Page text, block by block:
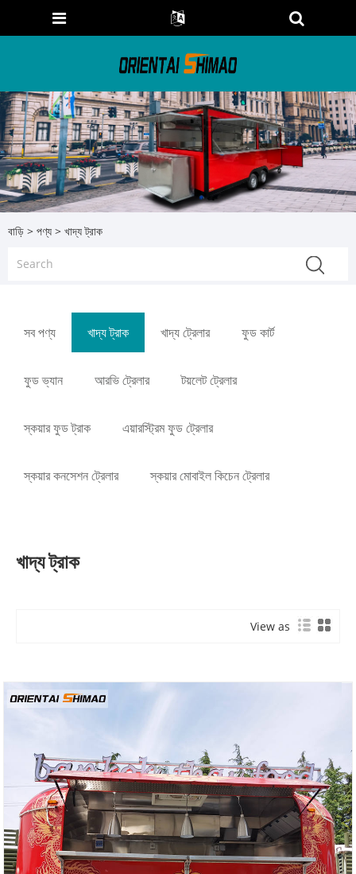
বাড়ি > পণ্য > খাদ্য ট্রাক
সব পণ্য খাদ্য ট্রাক খাদ্য ট্রেলার ফুড কার্ট
ফুড ভ্যান আরভি ট্রেলার টয়লেট ট্রেলার
স্কয়ার ফুড ট্রাক এয়ারস্ট্রিম ফুড ট্রেলার
স্কয়ার কনসেশন ট্রেলার স্কয়ার মোবাইল কিচেন ট্রেলার
খাদ্য ট্রাক
View as